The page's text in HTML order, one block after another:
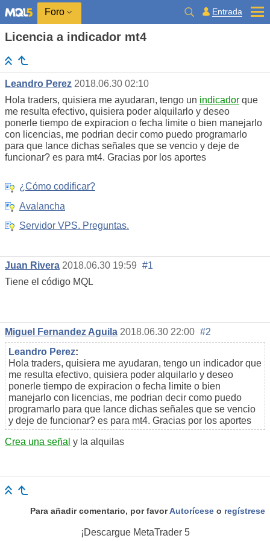
Foro Entrada
Licencia a indicador mt4
Leandro Perez 2018.06.30 02:10
Hola traders, quisiera me ayudaran, tengo un indicador que
me resulta efectivo, quisiera poder alquilarlo y deseo
ponerle tiempo de expiracion o fecha limite o bien manejarlo
con licencias, me podrian decir como puedo programarlo
para que lance dichas señales que se vencio y deje de
funcionar? es para mt4. Gracias por los aportes
¿Cómo codificar?
Avalancha
Servidor VPS. Preguntas.
Juan Rivera 2018.06.30 19:59 #1
Tiene el código MQL
Miguel Fernandez Aguila 2018.06.30 22:00 #2
Leandro Perez:
Hola traders, quisiera me ayudaran, tengo un indicador que
me resulta efectivo, quisiera poder alquilarlo y deseo
ponerle tiempo de expiracion o fecha limite o bien
manejarlo con licencias, me podrian decir como puedo
programarlo para que lance dichas señales que se vencio
y deje de funcionar? es para mt4. Gracias por los aportes
Crea una señal y la alquilas
Para añadir comentario, por favorAutorícese o regístrese
¡Descargue MetaTrader 5